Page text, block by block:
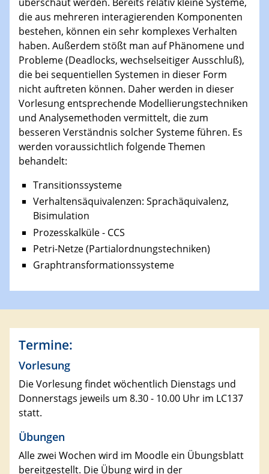
die aus mehreren interagierenden Komponenten
bestehen, können ein sehr komplexes Verhalten
haben. Außerdem stößt man auf Phänomene und
Probleme (Deadlocks, wechselseitiger Ausschluß),
die bei sequentiellen Systemen in dieser Form
nicht auftreten können. Daher werden in dieser
Vorlesung entsprechende Modellierungstechniken
und Analysemethoden vermittelt, die zum
besseren Verständnis solcher Systeme führen. Es
werden voraussichtlich folgende Themen
behandelt:
Transitionssysteme
Verhaltensäquivalenzen: Sprachäquivalenz,
Bisimulation
Prozesskalküle - CCS
Petri-Netze (Partialordnungstechniken)
Graphtransformationssysteme
Termine:
Vorlesung
Die Vorlesung findet wöchentlich Dienstags und
Donnerstags jeweils um 8.30 - 10.00 Uhr im LC137
statt.
Übungen
Alle zwei Wochen wird im Moodle ein Übungsblatt
bereitgestellt. Die Übung wird in der